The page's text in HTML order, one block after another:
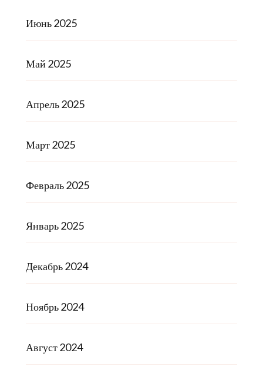
Июнь 2025
Май 2025
Апрель 2025
Март 2025
Февраль 2025
Январь 2025
Декабрь 2024
Ноябрь 2024
Август 2024